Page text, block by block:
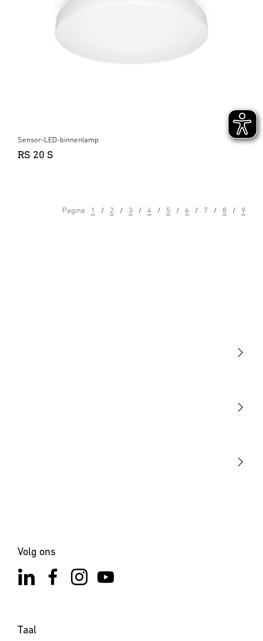
Sensor-LED-binnenlamp
RS 20 S
Pagina 1 2 3 4 5 6 7 8 9
Volg ons
Taal